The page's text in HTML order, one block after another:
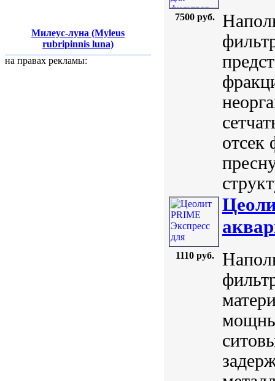
Милеус-луна (Myleus
rubripinnis luna)
на правах рекламы:
7500 руб.
отсек
1110 руб.